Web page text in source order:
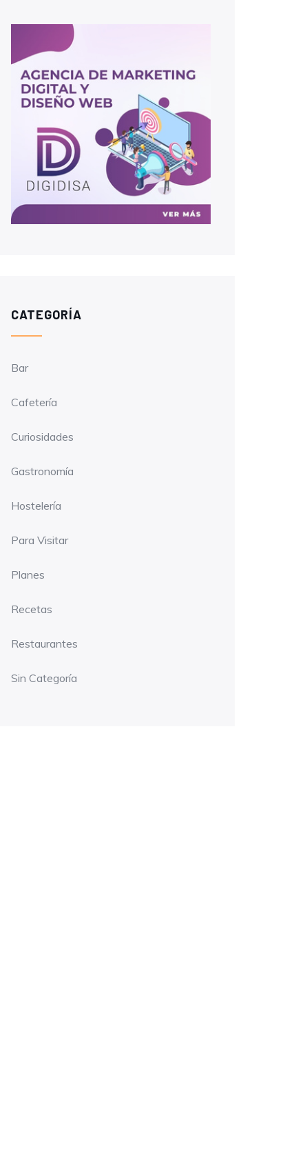
CATEGORÍA
Bar
Cafetería
Curiosidades
Gastronomía
Hostelería
Para Visitar
Planes
Recetas
Restaurantes
Sin Categoría